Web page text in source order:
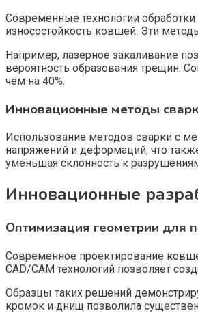
Современные технологии
износостойкость ковшей. Эти
Например, лазерное закаливание
вероятность образования трещин.
чем на 40%.
Инновационные методы
Использование методов сварки с
напряжений и деформаций, что
уменьшая склонность к
Инновационные
Оптимизация геометрии для
Современное проектирование
CAD/CAM технологий позволяет
Образцы таких решений
кромок и днищ позволила